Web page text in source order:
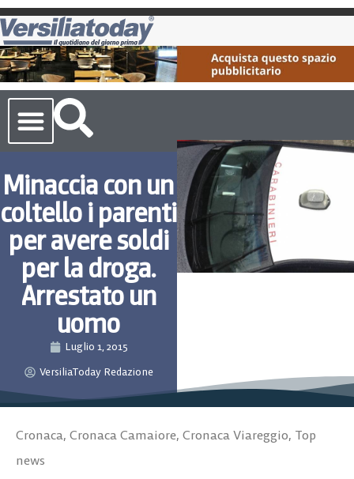
Minaccia con un
coltello i parenti
per avere soldi
per la droga.
Arrestato un
uomo
Luglio 1, 2015
VersiliaToday Redazione
Cronaca, Cronaca Camaiore, Cronaca Viareggio, Top
news